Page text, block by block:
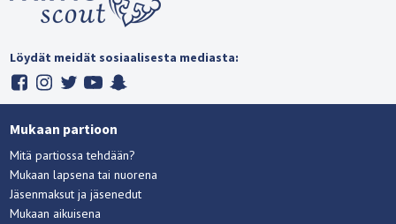
Löydät meidät sosiaalisesta mediasta:
Mukaan partioon
Mitä partiossa tehdään?
Mukaan lapsena tai nuorena
Jäsenmaksut ja jäsenedut
Mukaan aikuisena